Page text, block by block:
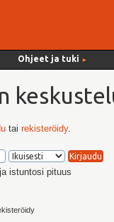
Ohjeet ja tuki ►
tairekisteröidy.
istuntosi pituus